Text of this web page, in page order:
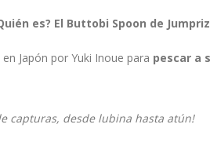
es? El Buttobi Spoon de
Japón por Yuki Inoue para pescar a
capturas, desde lubina hasta atún!